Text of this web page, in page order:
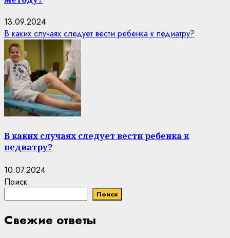
13.09.2024
В каких случаях следует вести ребенка к педиатру?
В каких случаях следует вести ребенка к
педиатру?
10.07.2024
Поиск
Поиск
Свежие ответы